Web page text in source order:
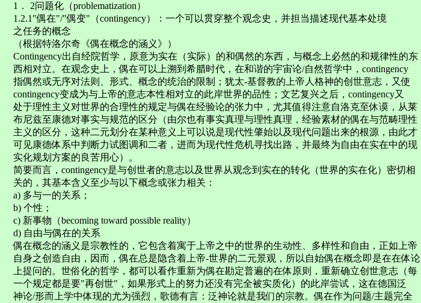
1． 2问题化（problematization）
1.2.1"偶在"/"偶变"（contingency）：一个可以贯穿整个观念史，并担当描述现代基本处境
之任务的概念
（根据特洛尔奇《偶在概念的涵义》）
Contingency出自经院哲学，原意为实在（实际）的和偶然的东西，与概念上必然的和规律性的东
西相对立。在观念史上，偶在可以上溯到希腊时代，在和谐的宇宙论/自然哲学中，contingency
指偶然或无序对法则、形式、概念的统治的限制；犹太-基督教的上帝人格神的创世意志，又使
contingency变成为与上帝的意志本性相对立的此岸世界的品性；文艺复兴之后，contingency又
处于理性主义对世界的合理性的规定与偶在经验论的张力中，尤其值得注意自洛克至休谟，从莱
布尼兹至康德对事实与规范的区分（由尔也有事实真理与理性真理，经验素材的偶在与范畴理性
主义的区分，这种二元划分在某种意义上可以说是现代性肇始以及现代问题出来的根源，由此才
可见康德体系中判断力试图调和二者，进而为现代性危机寻找出路，并最终为自由在实在中的现
实化规划方案的良苦用心）。
简要而言，contingency是与创世者的意志以及世界从观念到实在的转化（世界的实在化）密切相
关的，其基本含义至少与以下概念或张力相关：
a) 多与一的关系；
b) 个性；
c) 新事物（becoming toward possible reality）
d) 自由与偶在的关系
偶在概念的涵义是宗教性的，它包含着寓于上帝之中的世界的生动性、多样性和自由，正如上帝
自身之创造自由，因而，偶在总是隐含着上帝-世界的二元景观，所以自始偶在概念即是在在体论
上提问的。世俗化的哲学，都可以看作重新为偶在勘定普遍的在体原则，重新确立创世意志（每
一个规定都是要"再创世"，如果形式上的努力还没有完全被实质化）的此岸尝试，这在德国泛
神论/形而上学中体现的尤为强烈，歌德有言：泛神论就是我们的宗教。偶在作为问题/主题完全